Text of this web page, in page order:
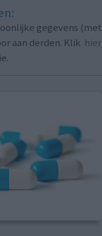
gegevens (met
aan derden. Klik hier